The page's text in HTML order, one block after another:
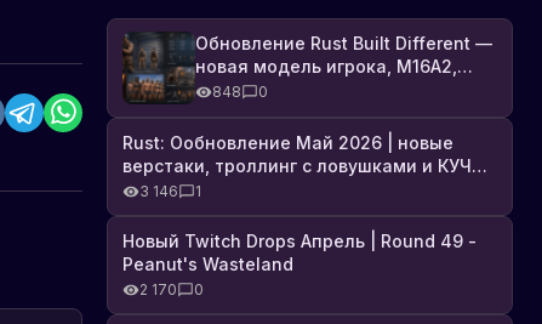
Обновление Rust Built Different —
новая модель игрока, M16A2,
броня, Industrial DLC и полный
список изменений
848 0
Rust: Ообновление Май 2026 | новые
верстаки, троллинг с ловушками и КУЧА
DLC3 146 1
Новый Twitch Drops Апрель | Round 49 -
Peanut's Wasteland
2 170 0